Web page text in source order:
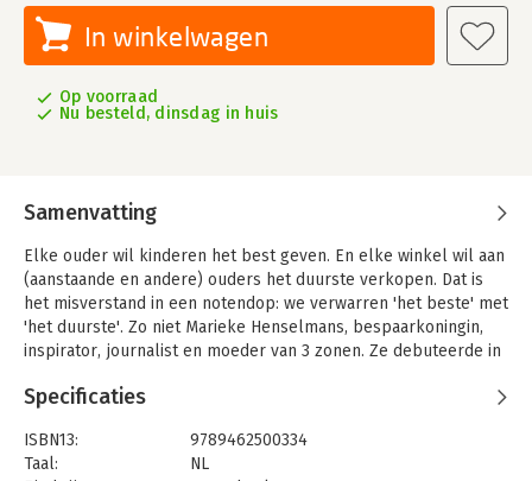
In winkelwagen
Op voorraad
Nu besteld, dinsdag in huis
Samenvatting
Elke ouder wil kinderen het best geven. En elke winkel wil aan
(aanstaande en andere) ouders het duurste verkopen. Dat is
het misverstand in een notendop: we verwarren 'het beste' met
'het duurste'. Zo niet Marieke Henselmans, bespaarkoningin,
inspirator, journalist en moeder van 3 zonen. Ze debuteerde in
recensenten en stal het hart van een steeds groter wordende
actualiteit aangepast. Zo vind je verrassende uitspraken van
moderne consuminderende gezinnen: hoe pakken zij anno 2014
Specificaties
ISBN13:
9789462500334
Taal:
NL